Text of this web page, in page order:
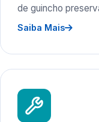
de guincho
Saiba Mais